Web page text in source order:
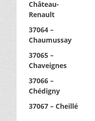
Château-
Renault
37064 –
Chaumussay
37065 –
Chaveignes
37066 –
Chédigny
37067 – Cheillé